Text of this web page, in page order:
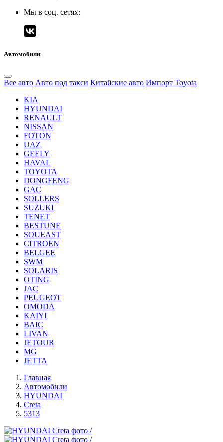
Мы в соц. сетях:
Автомобили
Все авто Авто под такси Китайские авто Импорт Toyota
KIA
HYUNDAI
RENAULT
NISSAN
FOTON
UAZ
GEELY
HAVAL
TOYOTA
DONGFENG
GAC
SOLLERS
SUZUKI
TENET
BESTUNE
SOUEAST
CITROEN
BELGEE
SWM
SOLARIS
OTING
JAC
PEUGEOT
OMODA
KAIYI
BAIC
LIVAN
JETOUR
MG
JETTA
Главная
Автомобили
HYUNDAI
Creta
5313